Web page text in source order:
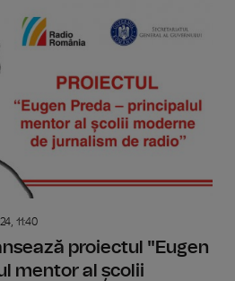
11:40
proiectul "Eugen
mentor al școlii